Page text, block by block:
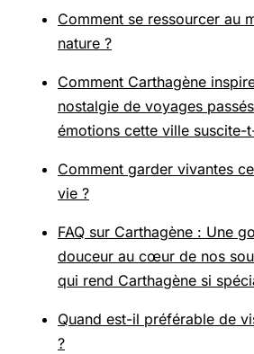
Comment se ressourcer au
nature ?
Comment Carthagène
nostalgie de voyages
émotions cette ville suscite-
Comment garder vivantes
vie ?
FAQ sur Carthagène : Une
douceur au cœur de nos
qui rend Carthagène si
Quand est-il préférable de
?